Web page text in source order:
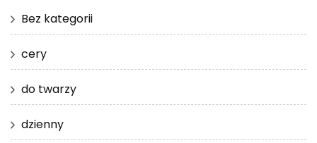
Bez kategorii
cery
do twarzy
dzienny